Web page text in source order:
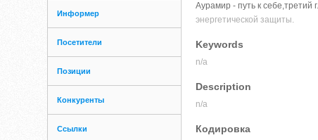
Информер
Посетители
Позиции
Конкуренты
Ссылки
Аурамир - путь к себе,третий
энергетической защиты.
Keywords
n/a
Description
n/a
Кодировка